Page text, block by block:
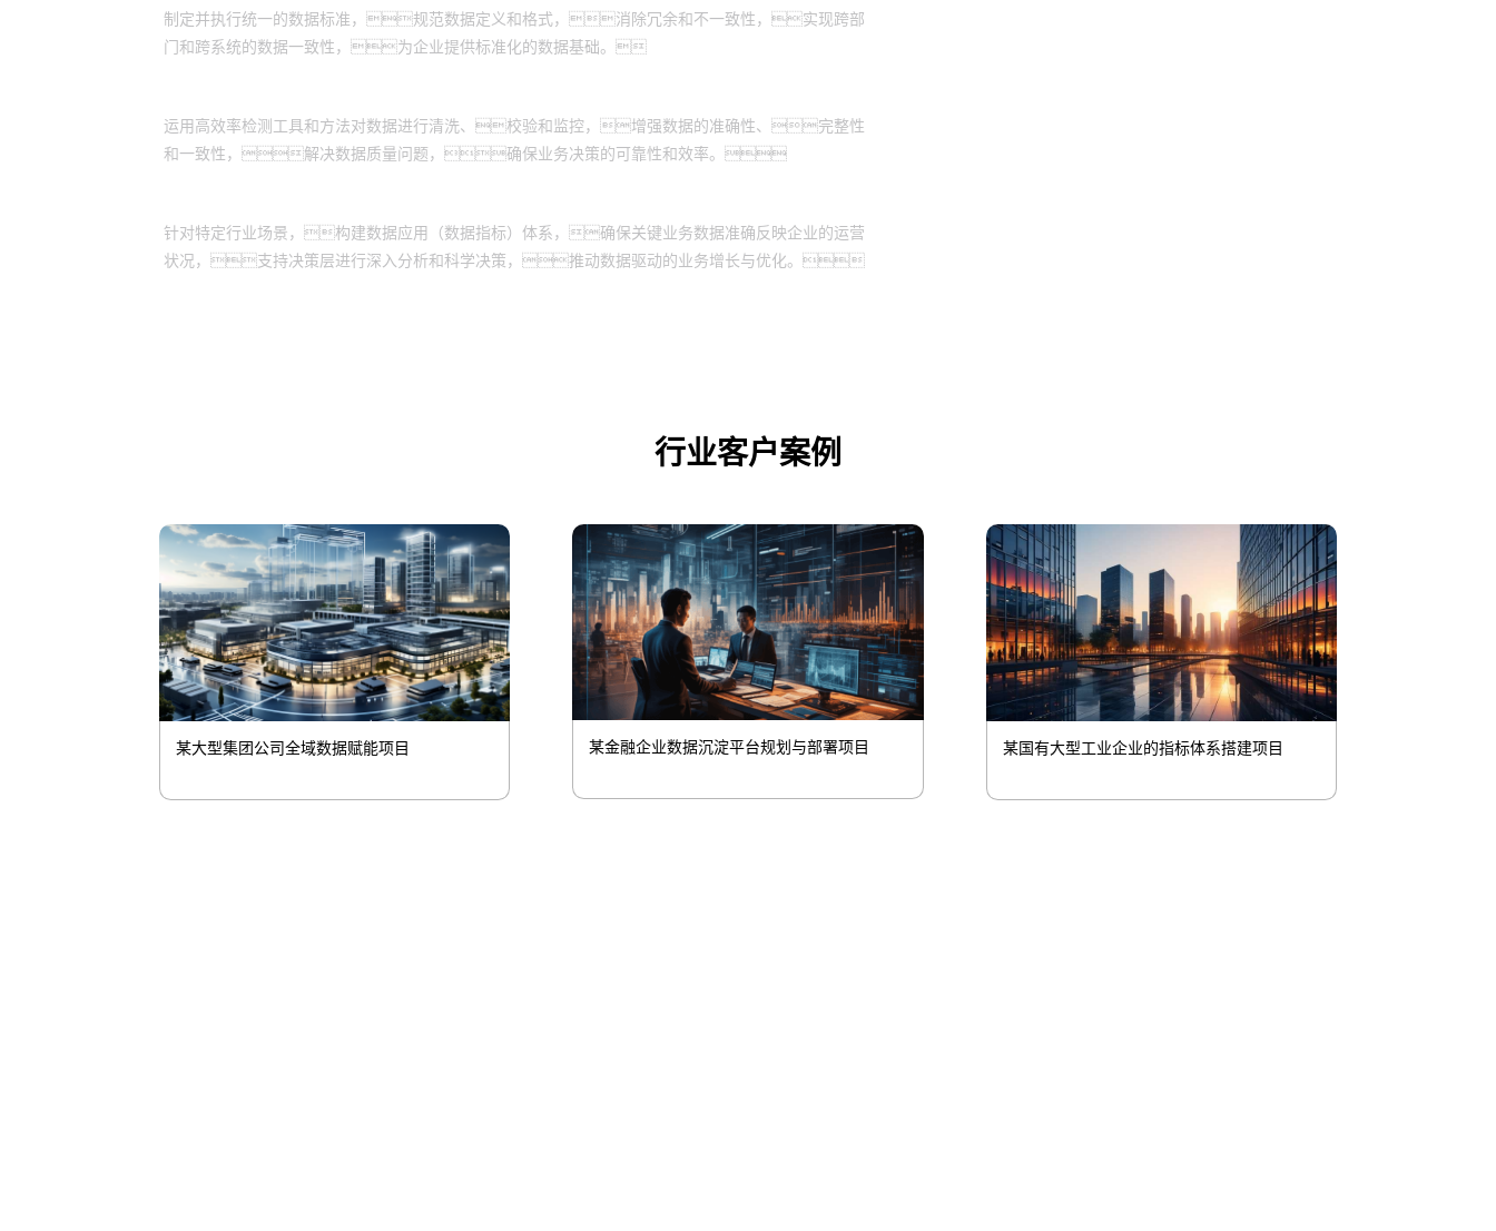
制定并执行统一的数据标准，规范数据定义和格式，消除冗余和不一致性，实现跨部
门和跨系统的数据一致性，为企业提供标准化的数据基础。
运用高效率检测工具和方法对数据进行清洗、校验和监控，增强数据的准确性、完整性
和一致性，解决数据质量问题，确保业务决策的可靠性和效率。
针对特定行业场景，构建数据应用（数据指标）体系，确保关键业务数据准确反映企业的运营
状况，支持决策层进行深入分析和科学决策，推动数据驱动的业务增长与优化。
行业客户案例
某大型集团公司全域数据赋能项目 某金融企业数据沉淀平台规划与部署项目 某国有大型工业企业的指标体系搭建项目